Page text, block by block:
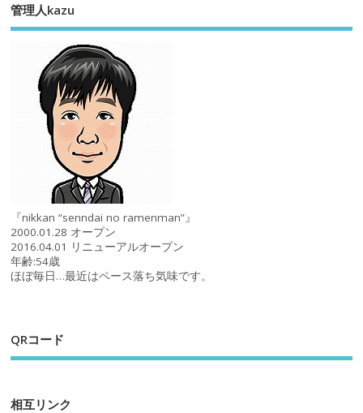
管理人kazu
『nikkan “senndai no ramenman”』
2000.01.28 オープン
2016.04.01 リニューアルオープン
年齢:54歳
ほぼ毎日…最近はペース落ち気味です。
QRコード
相互リンク